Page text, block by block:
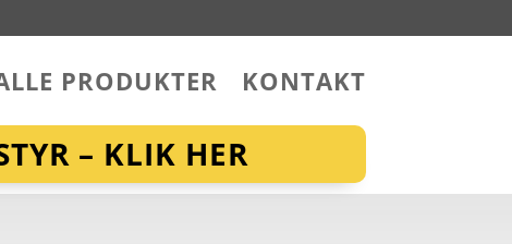
PRODUKTER KONTAKT
– KLIK HER